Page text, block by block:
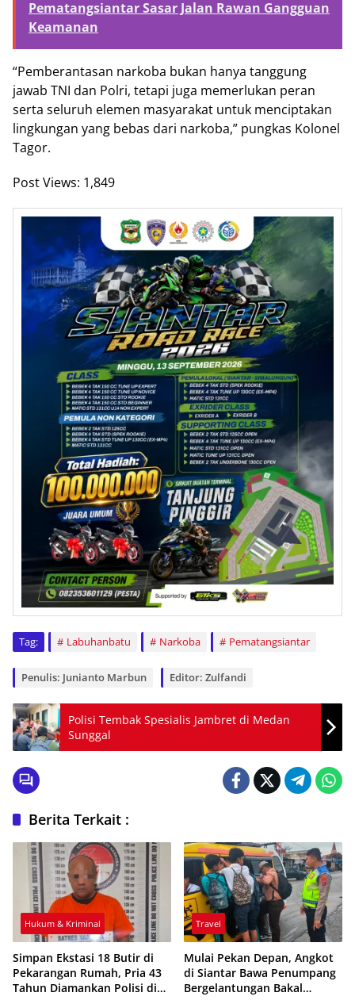
Pematangsiantar Sasar Jalan Rawan Gangguan
Keamanan
“Pemberantasan narkoba bukan hanya tanggung
jawab TNI dan Polri, tetapi juga memerlukan peran
serta seluruh elemen masyarakat untuk menciptakan
lingkungan yang bebas dari narkoba,” pungkas Kolonel
Tagor.
Post Views: 1,849
Tag: Labuhanbatu Narkoba Pematangsiantar
Penulis: Junianto Marbun Editor: Zulfandi
Polisi Tembak Spesialis Jambret di Medan
Sunggal
Berita Terkait :
Hukum & Kriminal
Simpan Ekstasi 18 Butir di
Pekarangan Rumah, Pria 43
Tahun Diamankan Polisi di
Travel
Mulai Pekan Depan, Angkot
di Siantar Bawa Penumpang
Bergelantungan Bakal